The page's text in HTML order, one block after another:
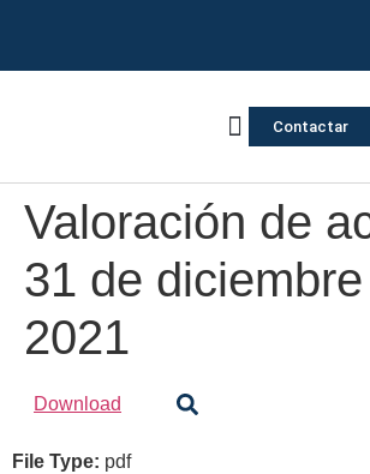
Contactar
Valoración de
31 de
2021
Download
File Type: pdf